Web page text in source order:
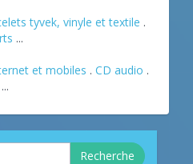
tyvek, vinyle et textile .
...
et mobiles . CD audio .
...
Recherche